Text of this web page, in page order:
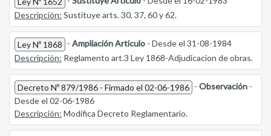
Descripción: Sustituye arts. 30, 37, 60 y 62.
Ley Nº 1868 - Ampliación Articulo - Desde el 31-08-1984
Descripción: Reglamento art.3 Ley 1868-Adjudicacion de obras.
Decreto Nº 879/1986 - Firmado el 02-06-1986 - Observación -
Desde el 02-06-1986
Descripción: Modifica Decreto Reglamentario.